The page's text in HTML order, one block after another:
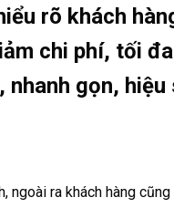
rõ khách
chi phí, tối
gọn,
ra khách hàng